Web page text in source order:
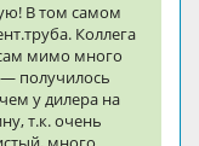
В том самом
Коллега
мимо много
получилось
у дилера на
т.к. очень